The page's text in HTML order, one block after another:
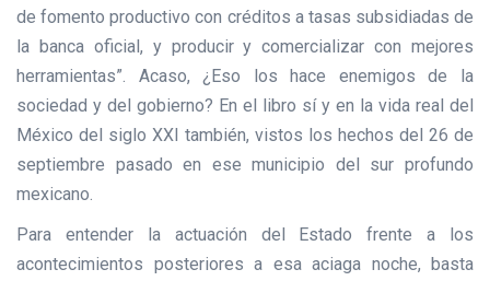
de fomento productivo con créditos a tasas subsidiadas de
la banca oficial, y producir y comercializar con mejores
herramientas”. Acaso, ¿Eso los hace enemigos de la
sociedad y del gobierno? En el libro sí y en la vida real del
México del siglo XXI también, vistos los hechos del 26 de
septiembre pasado en ese municipio del sur profundo
mexicano.
Para entender la actuación del Estado frente a los
acontecimientos posteriores a esa aciaga noche, basta